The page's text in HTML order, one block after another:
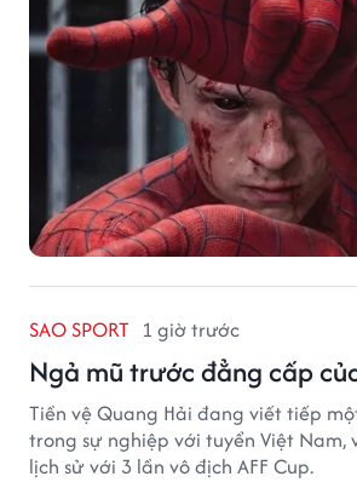
SAO SPORT 1 giờ trước
Ngả mũ trước đẳng cấp
Tiền vệ Quang Hải đang viết tiếp
trong sự nghiệp với tuyển Việt Nam,
lịch sử với 3 lần vô địch AFF Cup.